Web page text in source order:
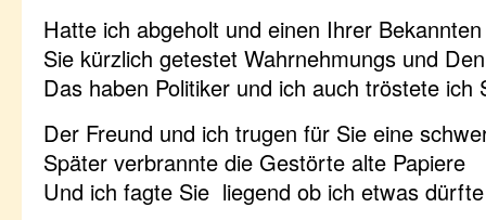
Hatte ich abgeholt und einen Ihrer Bekannten
Sie kürzlich getestet Wahrnehmungs und
Das haben Politiker und ich auch tröstete ich
Der Freund und ich trugen für Sie eine
Später verbrannte die Gestörte alte Papiere
Und ich fagte Sie liegend ob ich etwas dürfte